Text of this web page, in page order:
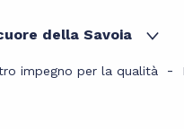
della Savoia
impegno per la qualità